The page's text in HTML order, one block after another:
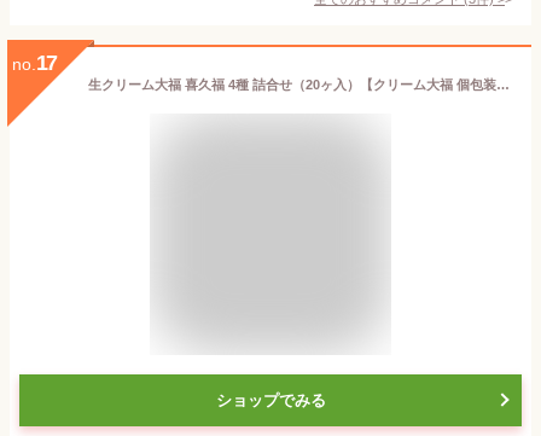
no. 17
生クリーム大福 喜久福 4種 詰合せ（20ヶ入）【クリーム大福 個包装 詰め合わせ 冷凍 和菓子 お菓子 国産 えだまめ 枝豆 ぬたもち もち米 仙台 宮城 老舗 お土産 内祝い 出産祝い プチギフト スイーツ ギフト 手土産 】
ショップでみる